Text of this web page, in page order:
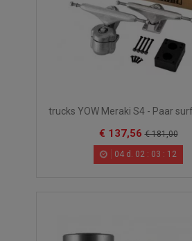
trucks YOW Meraki S4 - Paar
€ 137,56 € 181,00
04 d. 02 : 03 : 10